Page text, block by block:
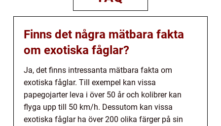
Finns det några mätbara fakta
om exotiska fåglar?
Ja, det finns intressanta mätbara fakta om
exotiska fåglar. Till exempel kan vissa
papegojarter leva i över 50 år och kolibrer kan
flyga upp till 50 km/h. Dessutom kan vissa
exotiska fåglar ha över 200 olika färger på sin